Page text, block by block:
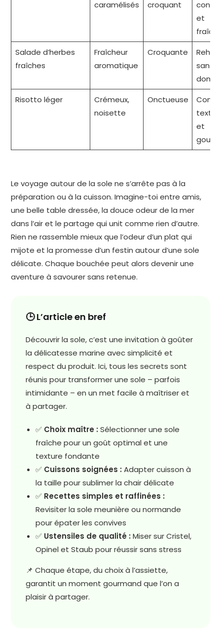
caramélisés
croquant
et
Salade d’herbes
fraîches
Fraîcheur
aromatique
Croquante
sans
Risotto léger
Crémeux,
noisette
Onctueuse
et
Le voyage autour de la sole ne s’arrête pas à la
préparation ou à la cuisson. Imagine-toi entre amis,
une belle table dressée, la douce odeur de la mer
dans l’air et le partage qui unit comme rien d’autre.
Rien ne rassemble mieux que l’odeur d’un plat qui
mijote et la promesse d’un festin autour d’une sole
délicate. Chaque bouchée peut alors devenir une
aventure à savourer sans retenue.
🕒 L’article en bref
Découvrir la sole, c’est une invitation à goûter
la délicatesse marine avec simplicité et
respect du produit. Ici, tous les secrets sont
réunis pour transformer une sole – parfois
intimidante – en un met facile à maîtriser et
à partager.
✅ Choix maître : Sélectionner une sole
fraîche pour un goût optimal et une
texture fondante
✅ Cuissons soignées : Adapter cuisson à
la taille pour sublimer la chair délicate
✅ Recettes simples et raffinées :
Revisiter la sole meunière ou normande
pour épater les convives
✅ Ustensiles de qualité : Miser sur Cristel,
Opinel et Staub pour réussir sans stress
📌 Chaque étape, du choix à l’assiette,
garantit un moment gourmand que l’on a
plaisir à partager.